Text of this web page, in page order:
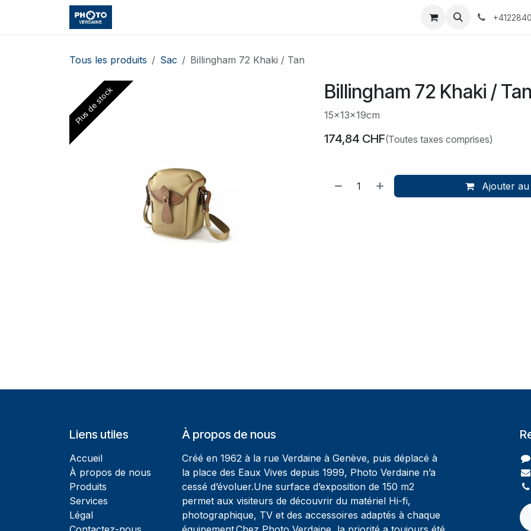
Se rendre au contenu
Événements Services
Tous les produits Sac Billingham 72 Khaki / Tan
Plus de stock Billingham 72 Khaki / Tan
15x13x19cm
174,84 CHF(Toutes taxes comprises)
Ajouter
Liens utiles
Accueil
À propos de nous
Produits
Services
Légal
À propos de nous
Créé en 1962 à la rue Verdaine à Genève, puis déplacé à
la place des Eaux Vives depuis 1999, Photo Verdaine n’a
cessé d’évoluer.Une surface d’exposition de 150 m2
permet aux visiteurs de découvrir du matériel Hi-fi,
photographique, TV et des accessoires adaptés à chaque